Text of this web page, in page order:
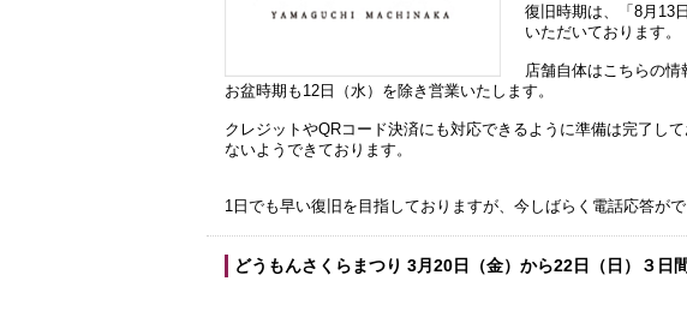
復旧時期は、「8月13
いただいております。
店舗自体はこちらの情
お盆時期も12日（水）を除き営業いたします。
クレジットやQRコード決済にも対応できるように準備は完了し
ないようできております。
1日でも早い復旧を目指しておりますが、今しばらく電話応答が
どうもんさくらまつり 3月20日（金）から22日（日）３日